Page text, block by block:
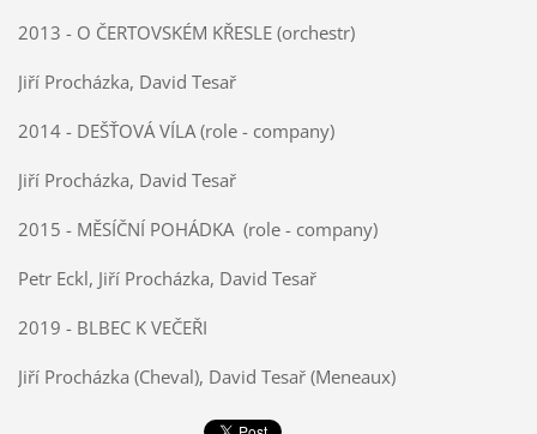
2013 - O ČERTOVSKÉM KŘESLE (orchestr)
Jiří Procházka, David Tesař
2014 - DEŠŤOVÁ VÍLA (role - company)
Jiří Procházka, David Tesař
2015 - MĚSÍČNÍ POHÁDKA(role - company)
Petr Eckl, Jiří Procházka, David Tesař
2019 - BLBEC K VEČEŘI
Jiří Procházka (Cheval), David Tesař (Meneaux)